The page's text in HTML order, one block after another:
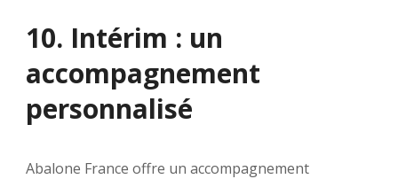
10. Intérim : un
accompagnement
personnalisé
Abalone France offre un accompagnement